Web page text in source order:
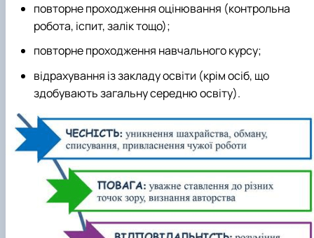
повторне проходження оцінювання (контрольна
робота, іспит, залік тощо);
повторне проходження навчального курсу;
відрахування із закладу освіти (крім осіб, що
здобувають загальну середню освіту).